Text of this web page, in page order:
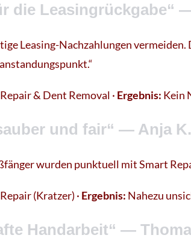
die Leasingrückgabe“
Leasing-Nachzahlungen
& Dent Removal · Ergebnis: Kein
und fair“ — Anja
wurden punktuell mit Smart
(Kratzer) · Ergebnis: Nahezu
Handarbeit“ —